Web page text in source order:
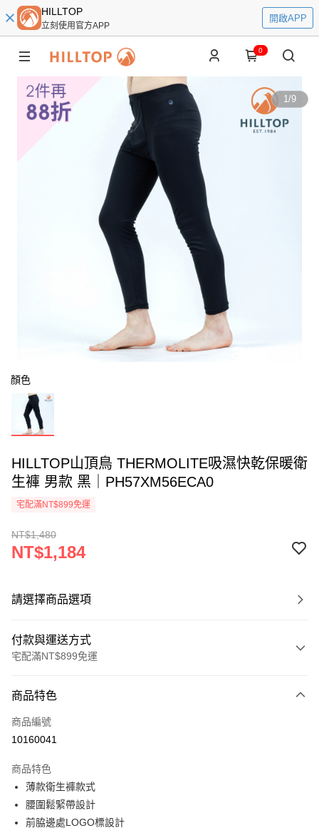
HILLTOP
立刻使用官方APP
開啟APP
0
1/9
顏色
HILLTOP山頂鳥 THERMOLITE吸濕快乾保暖衛
生褲 男款 黑｜PH57XM56ECA0
宅配滿NT$899免運
NT$1,480
NT$1,184
請選擇商品選項
付款與運送方式
宅配滿NT$899免運
信用卡一次付款
LINE Pay
悠遊付
Google Pay
商品特色
商品編號
10160041
商品特色
薄款衛生褲款式
腰圍鬆緊帶設計
前脇邊處LOGO標設計